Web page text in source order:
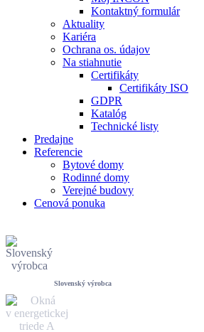
Kontaktný formulár
Aktuality
Kariéra
Ochrana os. údajov
Na stiahnutie
Certifikáty
Certifikáty ISO
GDPR
Katalóg
Technické listy
Predajne
Referencie
Bytové domy
Rodinné domy
Verejné budovy
Cenová ponuka
Slovenský výrobca